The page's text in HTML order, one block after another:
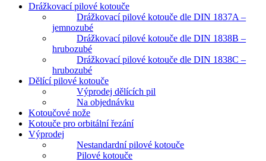
Drážkovací pilové kotouče
Drážkovací pilové kotouče dle DIN 1837A –
jemnozubé
Drážkovací pilové kotouče dle DIN 1838B –
hrubozubé
Drážkovací pilové kotouče dle DIN 1838C –
hrubozubé
Dělící pilové kotouče
Výprodej dělících pil
Na objednávku
Kotoučové nože
Kotouče pro orbitální řezání
Výprodej
Nestandardní pilové kotouče
Pilové kotouče